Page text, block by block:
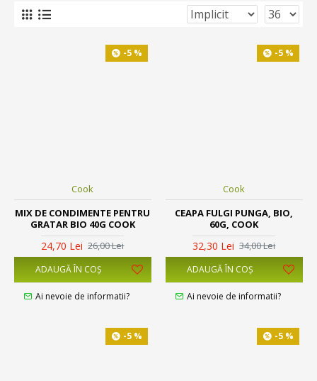
-5 %
Cook
MIX DE CONDIMENTE PENTRU
GRATAR BIO 40G COOK
24,70 Lei 26,00 Lei
ADAUGĂ ÎN COŞ
Ai nevoie de informatii?
-5 %
Cook
CEAPA FULGI PUNGA, BIO,
60G, COOK
32,30 Lei 34,00 Lei
ADAUGĂ ÎN COŞ
Ai nevoie de informatii?
-5 % -5 %